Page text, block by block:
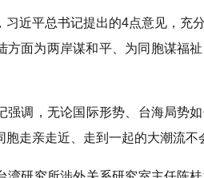
近平总书记提出的4点意见，充
方面为两岸谋和平、为同胞谋福
调，无论国际形势、台海局势
走亲走近、走到一起的大潮流不